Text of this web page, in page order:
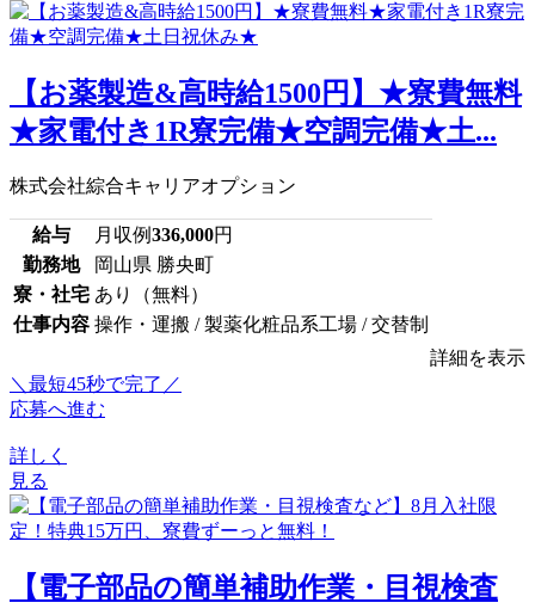
【お薬製造&高時給1500円】★寮費無料
★家電付き1R寮完備★空調完備★土...
株式会社綜合キャリアオプション
給与 月収例336,000円
勤務地
岡山県 勝央町
寮・社宅 あり（無料）
仕事内容 操作・運搬 / 製薬化粧品系工場 / 交替制
詳細を表示
＼最短45秒で完了／
応募へ進む
詳しく
見る
【電子部品の簡単補助作業・目視検査